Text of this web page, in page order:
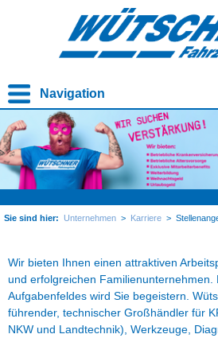
Navigation
Sie sind hier: Unternehmen > Karriere >
Wir bieten Ihnen einen attraktiven
und erfolgreichen Familienunternehmen.
Aufgabenfeldes wird Sie begeistern.
führender, technischer Großhändler für
NKW und Landtechnik), Werkzeuge,